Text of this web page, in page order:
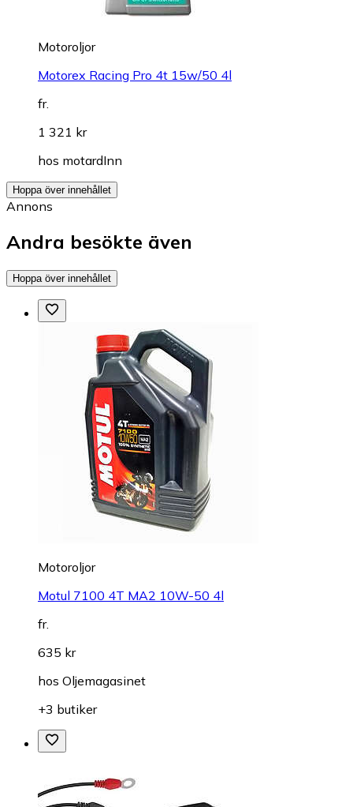
Motoroljor
Motorex Racing Pro 4t 15w/50 4l
fr.
1 321 kr
hos motardInn
Hoppa över innehållet
Annons
Andra besökte även
Hoppa över innehållet
Motoroljor
Motul 7100 4T MA2 10W-50 4l
fr.
635 kr
hos Oljemagasinet
+3 butiker